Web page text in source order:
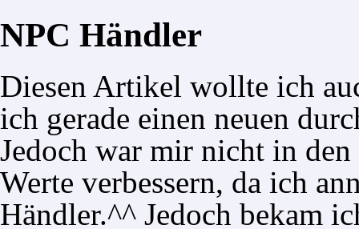
NPC Händler
Diesen Artikel wollte ich
ich gerade einen neuen
Jedoch war mir nicht in
Werte verbessern, da ich
Händler.^^ Jedoch bekam